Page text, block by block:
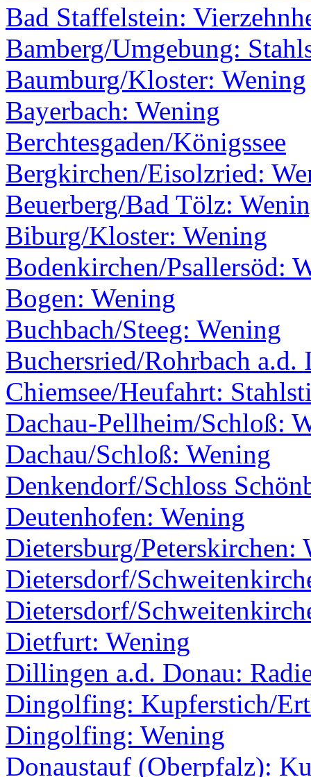
Bad Staffelstein:
Bamberg/Umgebung:
Baumburg/Kloster: Wening
Bayerbach: Wening
Berchtesgaden/Königssee
Bergkirchen/Eisolzried:
Beuerberg/Bad Tölz:
Biburg/Kloster: Wening
Bodenkirchen/Psallersöd:
Bogen: Wening
Buchbach/Steeg: Wening
Buchersried/Rohrbach a.d.
Chiemsee/Heufahrt:
Dachau-Pellheim/Schloß:
Dachau/Schloß: Wening
Denkendorf/Schloss
Deutenhofen: Wening
Dietersburg/Peterskirchen:
Dietersdorf/
Dietersdorf/
Dietfurt: Wening
Dillingen a.d. Donau:
Dingolfing: Kupferstich/
Dingolfing: Wening
Donaustauf (Oberpfalz):